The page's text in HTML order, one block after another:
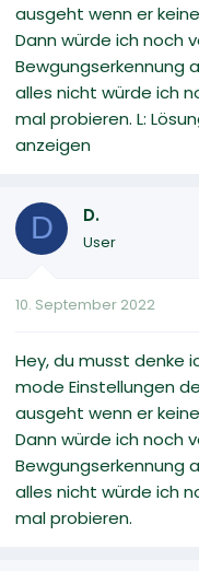
ausgeht wenn er
Dann würde ich noch
Bewgungserkennung
alles nicht würde ich
mal probieren. L:
anzeigen
D D.
User
10. September 2022
Hey, du musst denke
mode Einstellungen
ausgeht wenn er
Dann würde ich noch
Bewgungserkennung
alles nicht würde ich
mal probieren.